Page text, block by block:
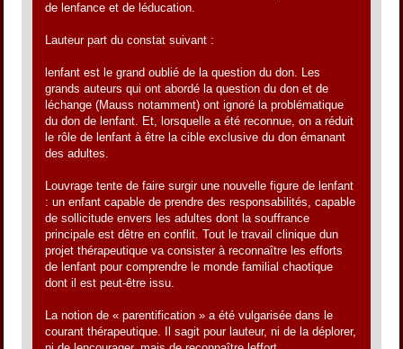
de lenfance et de léducation.
Lauteur part du constat suivant :
lenfant est le grand oublié de la question du don. Les
grands auteurs qui ont abordé la question du don et de
léchange (Mauss notamment) ont ignoré la problématique
du don de lenfant. Et, lorsquelle a été reconnue, on a réduit
le rôle de lenfant à être la cible exclusive du don émanant
des adultes.
Louvrage tente de faire surgir une nouvelle figure de lenfant
: un enfant capable de prendre des responsabilités, capable
de sollicitude envers les adultes dont la souffrance
principale est dêtre en conflit. Tout le travail clinique dun
projet thérapeutique va consister à reconnaître les efforts
de lenfant pour comprendre le monde familial chaotique
dont il est peut-être issu.
La notion de « parentification » a été vulgarisée dans le
courant thérapeutique. Il sagit pour lauteur, ni de la déplorer,